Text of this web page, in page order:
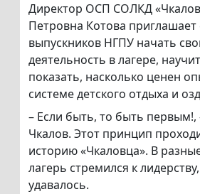
Директор ОСП СОЛКД
Петровна Котова приглашает
выпускников НГПУ начать
деятельность в лагере,
показать, насколько ценен
системе детского отдыха и
– Если быть, то быть первым!,
Чкалов. Этот принцип
историю «Чкаловца». В
лагерь стремился к
удавалось.